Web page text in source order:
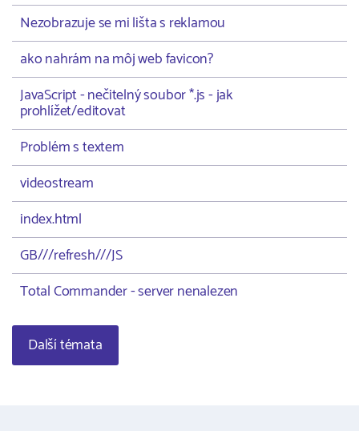
Nezobrazuje se mi lišta s reklamou
ako nahrám na môj web favicon?
JavaScript - nečitelný soubor *.js - jak
prohlížet/editovat
Problém s textem
videostream
index.html
GB///refresh///JS
Total Commander - server nenalezen
Další témata